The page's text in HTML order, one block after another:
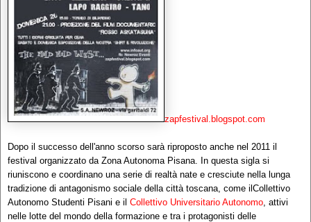
zapfestival.blogspot.com
Dopo il successo dell'anno scorso sarà riproposto anche nel 2011 il
festival organizzato da Zona Autonoma Pisana. In questa sigla si
riuniscono e coordinano una serie di realtà nate e cresciute nella lunga
tradizione di antagonismo sociale della città toscana, come ilCollettivo
Autonomo Studenti Pisani e il Collettivo Universitario Autonomo , attivi
nelle lotte del mondo della formazione e tra i protagonisti delle